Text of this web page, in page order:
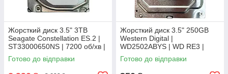
Жорсткий диск 3.5" 3TB
Seagate Constellation ES.2 |
ST33000650NS | 7200 об/хв |
64 MB | SATA III Б/В
Готово до відправки
Жорсткий диск 3.5" 250GB
Western Digital |
WD2502ABYS | WD RE3 |
7200 об/хв | 16 MB | SATA II
Б/В
Готово до відправки